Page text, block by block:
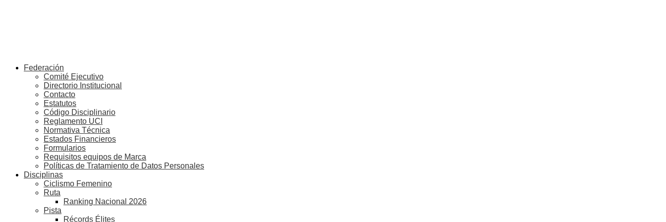
Federación
Comité Ejecutivo
Directorio Institucional
Contacto
Estatutos
Código Disciplinario
Reglamento UCI
Normativa Técnica
Estados Financieros
Formularios
Requisitos equipos de Marca
Políticas de Tratamiento de Datos Personales
Disciplinas
Ciclismo Femenino
Ruta
Ranking Nacional 2026
Pista
Récords Élites